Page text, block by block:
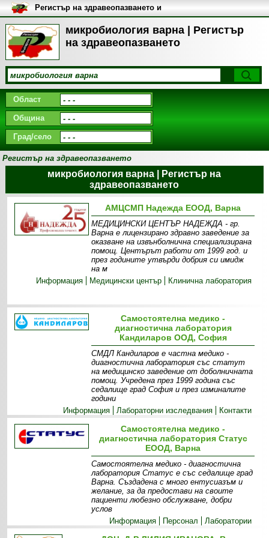
микробиология варна | Регистър
на здравеопазването
Регистър на здравеопазването и
медицинските заведения в
България
Област
Община
Град/село
Регистър на здравеопазването
микробиология варна | Регистър на
здравеопазването
АМЦСМП Надежда ЕООД, Варна
МEДИЦИНСКИ ЦЕНТЪР НАДЕЖДА - гр.
Варна е лицензирано здравно заведение за
оказване на извънболнична специализирана
помощ. Центърът работи от 1999 год. и
през годините утвърди добрия си имидж
на м
Информация
Медицински център Клинична лаборатория
Самостоятелна медико -
диагностична лаборатория
Кандиларов ООД, София
СМДЛ Кандиларов е частна медико -
диагностична лаборатория със статут
на медицинско заведение от доболничната
помощ. Учредена през 1999 година със
седалище град София и през изминалите
години
Информация
Лабораторни изследвания Контакти
Самостоятелна медико -
диагностична лаборатория Статус
ЕООД, Варна
Самостоятелна медико - диагностична
лаборатория Статус е със седалище град
Варна. Създадена с много ентусиазъм и
желание, за да предостави на своите
пациенти любезно обслужване, добри
услов
Информация
Персонал Лаборатории